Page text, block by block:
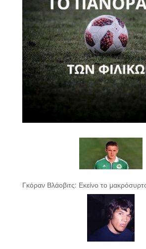
Γκόραν Βλάοβιτς: Εκείνο το